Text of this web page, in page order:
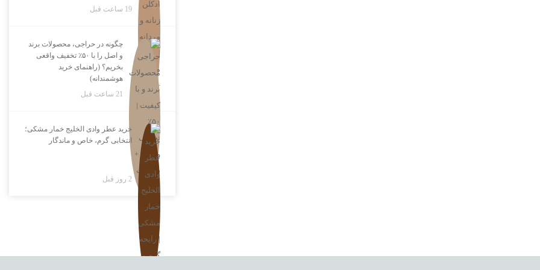
19 ساعت قبل
چگونه در حراجی، محصولات برند
و اصل را با ۵۰٪ تخفیف واقعی
بخریم؟ (راهنمای خرید
هوشمندانه)
21 ساعت قبل
خرید عطر وادی الخلیج خمار مشکی؛
انتخابی گرم، خاص و ماندگار
2 روز قبل